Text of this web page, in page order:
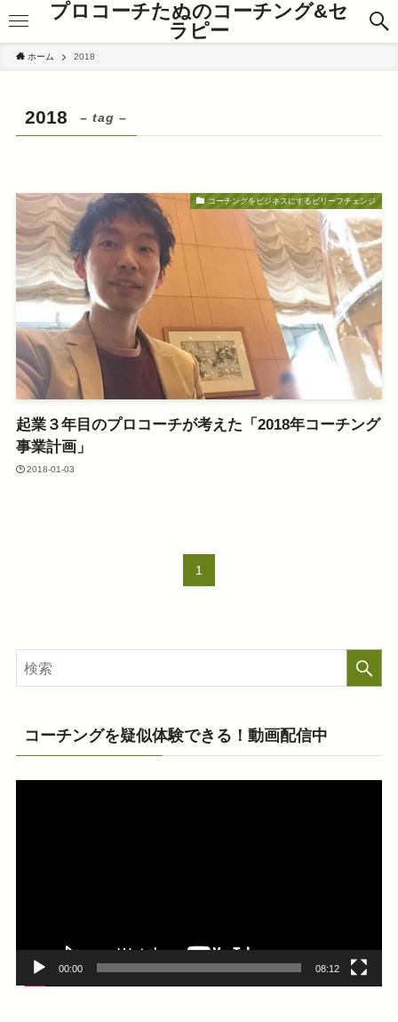
プロコーチたぬのコーチング&セ
ラピー
ホーム 2018
2018 – tag –
コーチングをビジネスにするビリーフチェンジ
起業３年目のプロコーチが考えた「2018年コーチング
事業計画」
2018-01-03
1
コーチングを疑似体験できる！動画配信中
00:00 08:12